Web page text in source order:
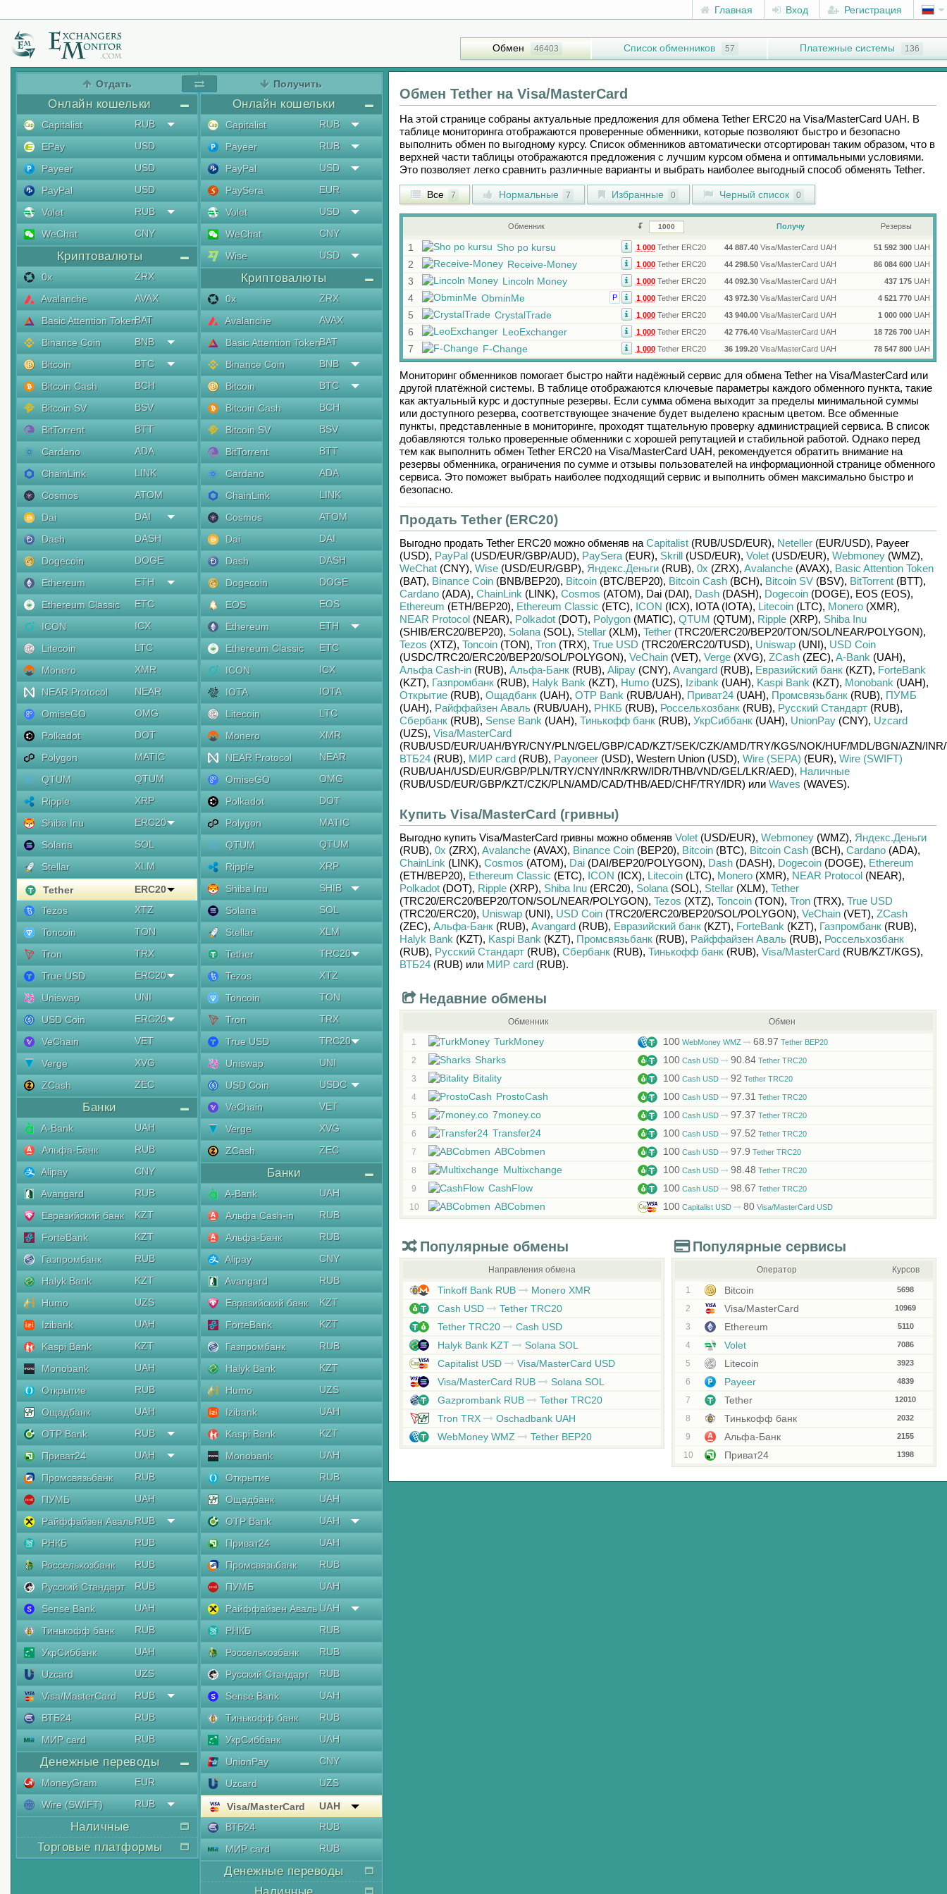
Главная Вход Регистрация
Обмен 46403 Список обменников 57 Платежные системы 136
Отдать
Онлайн кошельки
Capitalist
RUB
EPay
USD
Payeer
USD
PayPal
USD
Volet
RUB
WeChat
CNY
Криптовалюты
0x
ZRX
Avalanche
AVAX
Basic Attention TokenBAT
Binance Coin
BNB
Bitcoin
BTC
Bitcoin Cash
BCH
Bitcoin SV
BSV
BitTorrent
BTT
Cardano
ADA
ChainLink
LINK
Cosmos
ATOM
Dai
DAI
Dash
DASH
Dogecoin
DOGE
Ethereum
ETH
Ethereum Classic
ETC
ICON
ICX
Litecoin
LTC
Monero
XMR
NEAR Protocol
NEAR
OmiseGO
OMG
Polkadot
DOT
Polygon
MATIC
QTUM
QTUM
Ripple
XRP
Shiba Inu
ERC20
Solana
SOL
Stellar
XLM
Tether
ERC20
Tezos
XTZ
Toncoin
TON
Tron
TRX
True USD
ERC20
Uniswap
UNI
USD Coin
ERC20
VeChain
VET
Verge
XVG
ZCash
ZEC
Банки
A-Bank
UAH
Альфа-Банк
RUB
Alipay
CNY
Avangard
RUB
Евразийский банк
KZT
ForteBank
KZT
Газпромбанк
RUB
Halyk Bank
KZT
Humo
UZS
Izibank
UAH
Kaspi Bank
KZT
Monobank
UAH
Открытие
RUB
Ощадбанк
UAH
OTP Bank
RUB
Приват24
UAH
Промсвязьбанк
RUB
ПУМБ
UAH
Райффайзен АвальRUB
РНКБ
RUB
Россельхозбанк
RUB
Русский Стандарт
RUB
Sense Bank
UAH
Тинькофф банк
RUB
УкрСиббанк
UAH
Uzcard
UZS
Visa/MasterCard
RUB
ВТБ24
RUB
МИР card
RUB
Денежные переводы
MoneyGram
EUR
Wire (SWIFT)
RUB
Наличные
Торговые платформы
Получить
Онлайн кошельки
Capitalist
RUB
Payeer
RUB
PayPal
USD
PaySera
EUR
Volet
USD
WeChat
CNY
Wise
USD
Криптовалюты
0x
ZRX
Avalanche
AVAX
Basic Attention TokenBAT
Binance Coin
BNB
Bitcoin
BTC
Bitcoin Cash
BCH
Bitcoin SV
BSV
BitTorrent
BTT
Cardano
ADA
ChainLink
LINK
Cosmos
ATOM
Dai
DAI
Dash
DASH
Dogecoin
DOGE
EOS
EOS
Ethereum
ETH
Ethereum Classic
ETC
ICON
ICX
IOTA
IOTA
Litecoin
LTC
Monero
XMR
NEAR Protocol
NEAR
OmiseGO
OMG
Polkadot
DOT
Polygon
MATIC
QTUM
QTUM
Ripple
XRP
Shiba Inu
SHIB
Solana
SOL
Stellar
XLM
Tether
TRC20
Tezos
XTZ
Toncoin
TON
Tron
TRX
True USD
TRC20
Uniswap
UNI
USD Coin
USDC
VeChain
VET
Verge
XVG
ZCash
ZEC
Банки
A-Bank
UAH
Альфа Cash-in
RUB
Альфа-Банк
RUB
Alipay
CNY
Avangard
RUB
Евразийский банк
KZT
ForteBank
KZT
Газпромбанк
RUB
Halyk Bank
KZT
Humo
UZS
Izibank
UAH
Kaspi Bank
KZT
Monobank
UAH
Открытие
RUB
Ощадбанк
UAH
OTP Bank
UAH
Приват24
UAH
Промсвязьбанк
RUB
ПУМБ
UAH
Райффайзен Аваль UAH
РНКБ
RUB
Россельхозбанк
RUB
Русский Стандарт
RUB
Sense Bank
UAH
Тинькофф банк
RUB
УкрСиббанк
UAH
UnionPay
CNY
Uzcard
UZS
Visa/MasterCard
UAH
ВТБ24
RUB
МИР card
RUB
Денежные переводы
Обмен Tetherна Visa/MasterCard
На этой странице собраны актуальные предложения для обмена Tether ERC20на Visa/MasterCard UAH. В
таблице мониторинга отображаются проверенные обменники, которые позволяют быстро и безопасно
выполнить обмен по выгодному курсу. Список обменников автоматически отсортирован таким образом, что в
верхней части таблицы отображаются предложения с лучшим курсом обмена и оптимальными условиями.
Это позволяет легко сравнить различные варианты и выбрать наиболее выгодный способ обменять Tether.
Все 7 Нормальные 7 Избранные 0 Черный список 0
Обменник Получу Резервы
1 Sho po kursu 1 000Tether ERC20 44 887.40Visa/MasterCard UAH 51 592 300UAH
2 Receive-Money 1 000Tether ERC20 44 298.50Visa/MasterCard UAH 86 084 600UAH
3 Lincoln Money 1 000Tether ERC20 44 092.30Visa/MasterCard UAH 437 175UAH
4 ObminMe Р 1 000Tether ERC20 43 972.30Visa/MasterCard UAH 4 521 770UAH
5 CrystalTrade 1 000Tether ERC20 43 940.00Visa/MasterCard UAH 1 000 000UAH
6 LeoExchanger 1 000Tether ERC20 42 776.40Visa/MasterCard UAH 18 726 700UAH
7 F-Change 1 000Tether ERC20 36 199.20Visa/MasterCard UAH 78 547 800UAH
Мониторинг обменников помогает быстро найти надёжный сервис для обмена Tetherна Visa/MasterCardили
другой платёжной системы. В таблице отображаются ключевые параметры каждого обменного пункта, такие
как актуальный курс и доступные резервы. Если сумма обмена выходит за пределы минимальной суммы
или доступного резерва, соответствующее значение будет выделено красным цветом. Все обменные
пункты, представленные в мониторинге, проходят тщательную проверку администрацией сервиса. В список
добавляются только проверенные обменники с хорошей репутацией и стабильной работой. Однако перед
тем как выполнить обмен Tether ERC20на Visa/MasterCard UAH, рекомендуется обратить внимание на
резервы обменника, ограничения по сумме и отзывы пользователей на информационной странице обменного
сервиса. Это поможет выбрать наиболее подходящий сервис и выполнить обмен максимально быстро и
безопасно.
Продать Tether (ERC20)
Выгодно продать Tether ERC20можно обменяв на Capitalist(RUB/USD/EUR), Neteller(EUR/USD), Payeer
(USD), PayPal(USD/EUR/GBP/AUD), PaySera(EUR), Skrill(USD/EUR), Volet(USD/EUR), Webmoney(WMZ),
WeChat(CNY), Wise(USD/EUR/GBP), Яндекс.Деньги(RUB), 0x (ZRX), Avalanche(AVAX), Basic Attention Token
(BAT), Binance Coin(BNB/BEP20), Bitcoin(BTC/BEP20), Bitcoin Cash(BCH), Bitcoin SV(BSV), BitTorrent(BTT),
Cardano(ADA), ChainLink (LINK), Cosmos (ATOM), Dai (DAI), Dash(DASH), Dogecoin(DOGE), EOS (EOS),
Ethereum (ETH/BEP20), Ethereum Classic (ETC), ICON (ICX), IOTA (IOTA), Litecoin(LTC), Monero(XMR),
NEAR Protocol(NEAR), Polkadot(DOT), Polygon(MATIC), QTUM (QTUM), Ripple(XRP), Shiba Inu
(SHIB/ERC20/BEP20), Solana(SOL), Stellar(XLM), Tether(TRC20/ERC20/BEP20/TON/SOL/NEAR/POLYGON),
Tezos (XTZ), Toncoin(TON), Tron(TRX), True USD (TRC20/ERC20/TUSD), Uniswap(UNI), USD Coin
(USDC/TRC20/ERC20/BEP20/SOL/POLYGON), VeChain(VET), Verge(XVG), ZCash(ZEC), A-Bank (UAH),
Альфа Cash-in(RUB), Альфа-Банк(RUB), Alipay(CNY), Avangard(RUB), Евразийский банк(KZT), ForteBank
(KZT), Газпромбанк(RUB), Halyk Bank (KZT), Humo(UZS), Izibank (UAH), Kaspi Bank (KZT), Monobank (UAH),
Открытие(RUB), Ощадбанк(UAH), OTP Bank (RUB/UAH), Приват24(UAH), Промсвязьбанк(RUB), ПУМБ
(UAH), Райффайзен Аваль(RUB/UAH), РНКБ (RUB), Россельхозбанк(RUB), Русский Стандарт(RUB),
Сбербанк(RUB), Sense Bank (UAH), Тинькофф банк(RUB), УкрСиббанк(UAH), UnionPay(CNY), Uzcard
(UZS), Visa/MasterCard
(RUB/USD/EUR/UAH/BYR/CNY/PLN/GEL/GBP/CAD/KZT/SEK/CZK/AMD/TRY/KGS/NOK/HUF/MDL/BGN/AZN/INR/
ВТБ24(RUB), МИР card(RUB), Payoneer(USD), Western Union (USD), Wire (SEPA) (EUR), Wire (SWIFT)
(RUB/UAH/USD/EUR/GBP/PLN/TRY/CNY/INR/KRW/IDR/THB/VND/GEL/LKR/AED), Наличные
(RUB/USD/EUR/GBP/KZT/CZK/PLN/AMD/CAD/THB/AED/CHF/TRY/IDR) или Waves (WAVES).
Купить Visa/MasterCard (гривны)
Выгодно купить Visa/MasterCard гривны можно обменяв Volet(USD/EUR), Webmoney(WMZ), Яндекс.Деньги
(RUB), 0x (ZRX), Avalanche(AVAX), Binance Coin(BEP20), Bitcoin(BTC), Bitcoin Cash(BCH), Cardano(ADA),
ChainLink (LINK), Cosmos (ATOM), Dai(DAI/BEP20/POLYGON), Dash(DASH), Dogecoin(DOGE), Ethereum
(ETH/BEP20), Ethereum Classic (ETC), ICON (ICX), Litecoin(LTC), Monero(XMR), NEAR Protocol(NEAR),
Polkadot(DOT), Ripple(XRP), Shiba Inu(ERC20), Solana(SOL), Stellar(XLM), Tether
(TRC20/ERC20/BEP20/TON/SOL/NEAR/POLYGON), Tezos (XTZ), Toncoin(TON), Tron(TRX), True USD
(TRC20/ERC20), Uniswap(UNI), USD Coin(TRC20/ERC20/BEP20/SOL/POLYGON), VeChain(VET), ZCash
(ZEC), Альфа-Банк(RUB), Avangard(RUB), Евразийский банк(KZT), ForteBank (KZT), Газпромбанк(RUB),
Halyk Bank (KZT), Kaspi Bank (KZT), Промсвязьбанк(RUB), Райффайзен Аваль(RUB), Россельхозбанк
(RUB), Русский Стандарт(RUB), Сбербанк(RUB), Тинькофф банк(RUB), Visa/MasterCard(RUB/KZT/KGS),
ВТБ24(RUB) или МИР card(RUB).
Недавние обмены
Обменник Обмен
1 TurkMoney 100WebMoney WMZ 68.97 Tether BEP20
2 Sharks 100Cash USD 90.84Tether TRC20
3 Bitality 100Cash USD 92 Tether TRC20
4 ProstoCash 100Cash USD 97.31 Tether TRC20
5 7money.co 100Cash USD 97.37 Tether TRC20
6 Transfer24 100Cash USD 97.52 Tether TRC20
7 ABCobmen 100Cash USD 97.9 Tether TRC20
8 Multixchange 100Cash USD 98.48 Tether TRC20
9 CashFlow 100Cash USD 98.67 Tether TRC20
10 ABCobmen 100Capitalist USD 80Visa/MasterCard USD
Популярные обмены
Направления обмена
Tinkoff Bank RUB
Monero XMR
Cash USD
Tether TRC20
Tether TRC20
Cash USD
Halyk Bank KZT
Solana SOL
Capitalist USD
Visa/MasterCard USD
Visa/MasterCard RUB
Solana SOL
Gazprombank RUB
Tether TRC20
Tron TRX
Oschadbank UAH
WebMoney WMZ
Tether BEP20
Популярные сервисы
Оператор Курсов
1 Bitcoin 5698
2 Visa/MasterCard 10969
3 Ethereum 5110
4 Volet 7086
5 Litecoin 3923
6 Payeer 4839
7 Tether 12010
8 Тинькофф банк 2032
9 Альфа-Банк 2155
10 Приват24 1398